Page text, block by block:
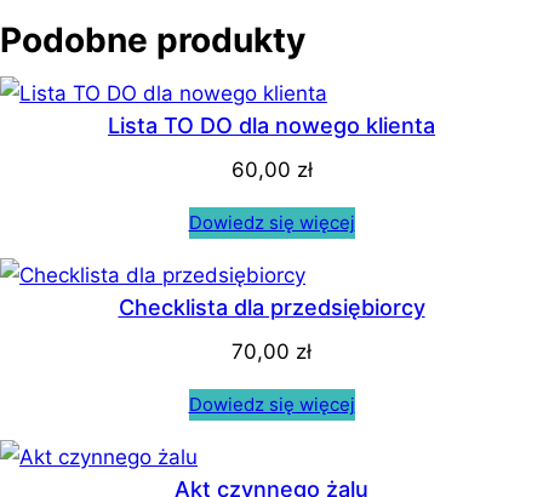
Podobne produkty
Lista TO DO dla nowego klienta
60,00 zł
Dowiedz się więcej
Checklista dla przedsiębiorcy
70,00 zł
Dowiedz się więcej
Akt czynnego żalu